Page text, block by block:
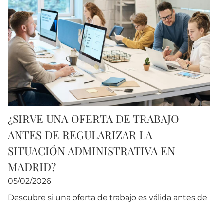
¿SIRVE UNA OFERTA DE TRABAJO
ANTES DE REGULARIZAR LA
SITUACIÓN ADMINISTRATIVA EN
MADRID?
05/02/2026
Descubre si una oferta de trabajo es válida antes de